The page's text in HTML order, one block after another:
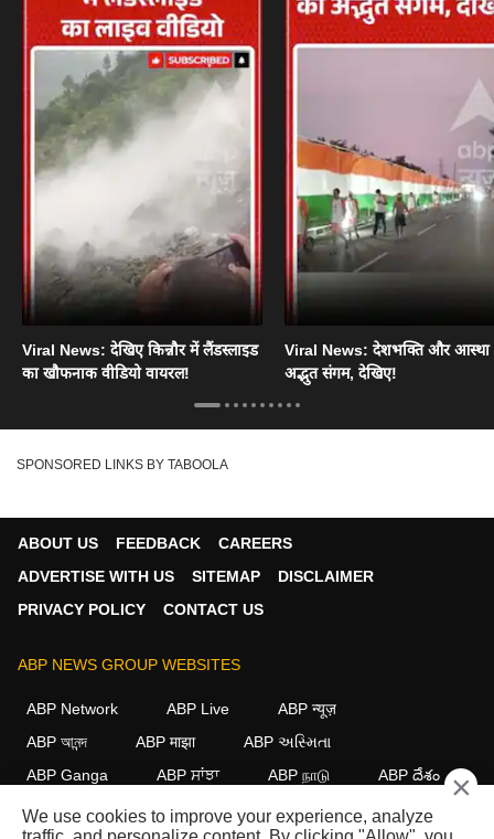
Viral News: देखिए किन्नौर में लैंडस्लाइड
का खौफनाक वीडियो वायरल!
Viral News: देशभक्ति और आस्था
अद्भुत संगम, देखिए!
SPONSORED LINKS BY TABOOLA
ABOUT US FEEDBACK
CAREERS
ADVERTISE WITH US
SITEMAP
DISCLAIMER
PRIVACY POLICY
CONTACT US
ABP NEWS GROUP WEBSITES
ABP Network ABP Live
ABP न्यूज़
ABP আনন্দ
ABP माझा
ABP અસ્મિતા
ABP Ganga
ABP ਸਾਂਝਾ ABP நாடு ABP దేశం
FOLLOW US
×
We use cookies to improve your experience, analyze